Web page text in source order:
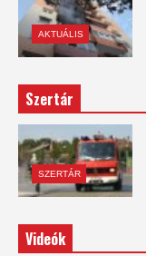
AKTUÁLIS
Szertár
SZERTÁR
Videók